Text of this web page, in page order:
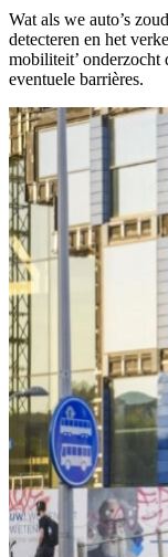
Wat als we auto’s
detecteren en het
mobiliteit’ onderzocht
eventuele barrières.